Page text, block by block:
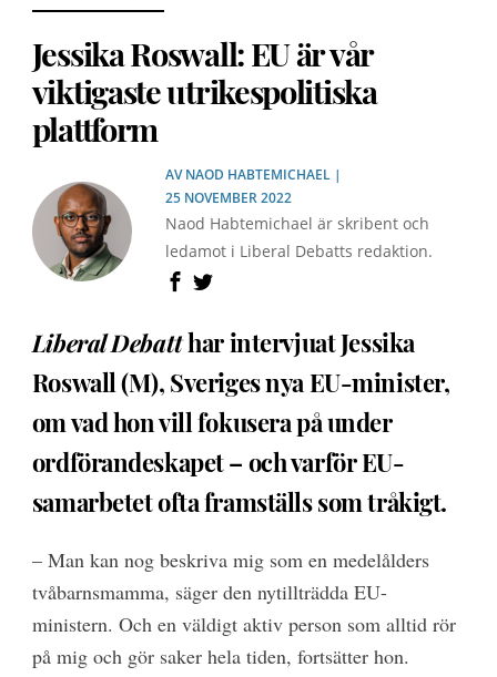
Jessika Roswall: EU är vår
viktigaste utrikespolitiska
plattform
AVNAOD HABTEMICHAEL|
25 NOVEMBER 2022
Naod Habtemichael är skribent och
ledamot i Liberal Debatts redaktion.
Liberal Debatthar intervjuat Jessika
Roswall (M), Sveriges nya EU-minister,
om vad hon vill fokusera på under
ordförandeskapet – och varför EU-
samarbetet ofta framställs som tråkigt.
– Man kan nog beskriva mig som en medelålders
tvåbarnsmamma, säger den nytillträdda EU-
ministern. Och en väldigt aktiv person som alltid rör
på mig och gör saker hela tiden, fortsätter hon.